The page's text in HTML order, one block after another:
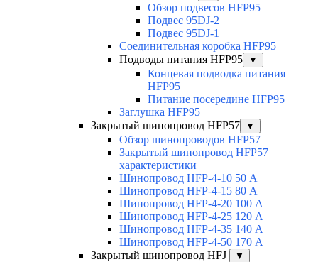
Обзор подвесов HFP95
Подвес 95DJ-2
Подвес 95DJ-1
Соединительная коробка HFP95
Подводы питания HFP95
▼
Концевая подводка питания
HFP95
Питание посередине HFP95
Заглушка HFP95
Закрытый шинопровод HFP57
▼
Обзор шинопроводов HFP57
Закрытый шинопровод HFP57
характеристики
Шинопровод HFP-4-10 50 А
Шинопровод HFP-4-15 80 А
Шинопровод HFP-4-20 100 А
Шинопровод HFP-4-25 120 А
Шинопровод HFP-4-35 140 А
Шинопровод HFP-4-50 170 А
Закрытый шинопровод HFJ
▼